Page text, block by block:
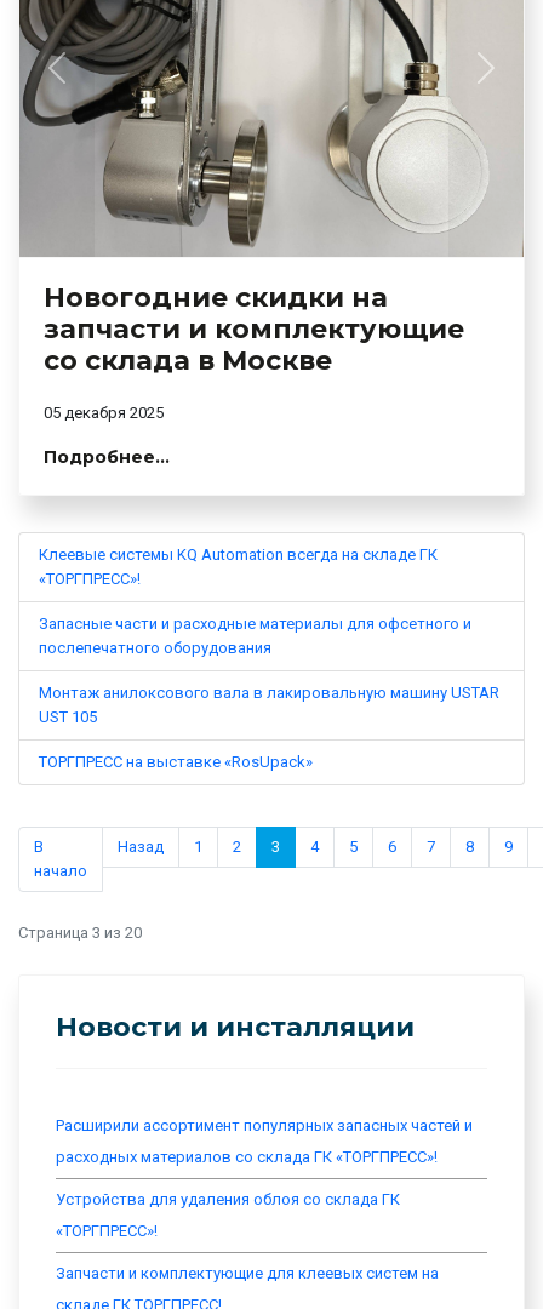
Previous Next
Новогодние скидки на
запчасти и комплектующие
со склада в Москве
05 декабря 2025
Подробнее...
Клеевые системы KQ Automation всегда на складе ГК
«ТОРГПРЕСС»!
Запасные части и расходные материалы для офсетного и
послепечатного оборудования
Монтаж анилоксового вала в лакировальную машину USTAR
UST 105
ТОРГПРЕСС на выставке «RosUpack»
В
начало
Назад 1 2 3 4 5 6 7 8 9
Страница 3 из 20
Новости и инсталляции
Расширили ассортимент популярных запасных частей и
расходных материалов со склада ГК «ТОРГПРЕСС»!
Устройства для удаления облоя со склада ГК
«ТОРГПРЕСС»!
Запчасти и комплектующие для клеевых систем на
складе ГК ТОРГПРЕСС!